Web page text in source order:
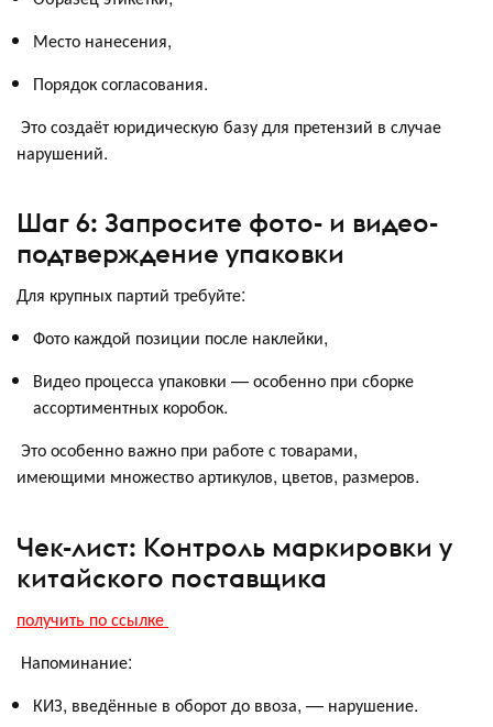
Место нанесения,
Порядок согласования.
Это создаёт юридическую базу для претензий в случае
нарушений.
Шаг 6: Запросите фото- и видео-
подтверждение упаковки
Для крупных партий требуйте:
Фото каждой позиции после наклейки,
Видео процесса упаковки — особенно при сборке
ассортиментных коробок.
Это особенно важно при работе с товарами,
имеющими множество артикулов, цветов, размеров.
Чек-лист: Контроль маркировки у
китайского поставщика
получить по ссылке
Напоминание:
КИЗ, введённые в оборот до ввоза, — нарушение.